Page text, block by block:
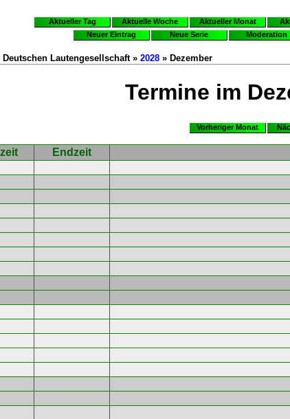
Aktueller Tag Aktuelle Woche Aktueller Monat
Neuer Eintrag
Neue Serie Moderation
Lautengesellschaft » 2028 » Dezember
Termine im
Vorheriger Monat
Endzeit